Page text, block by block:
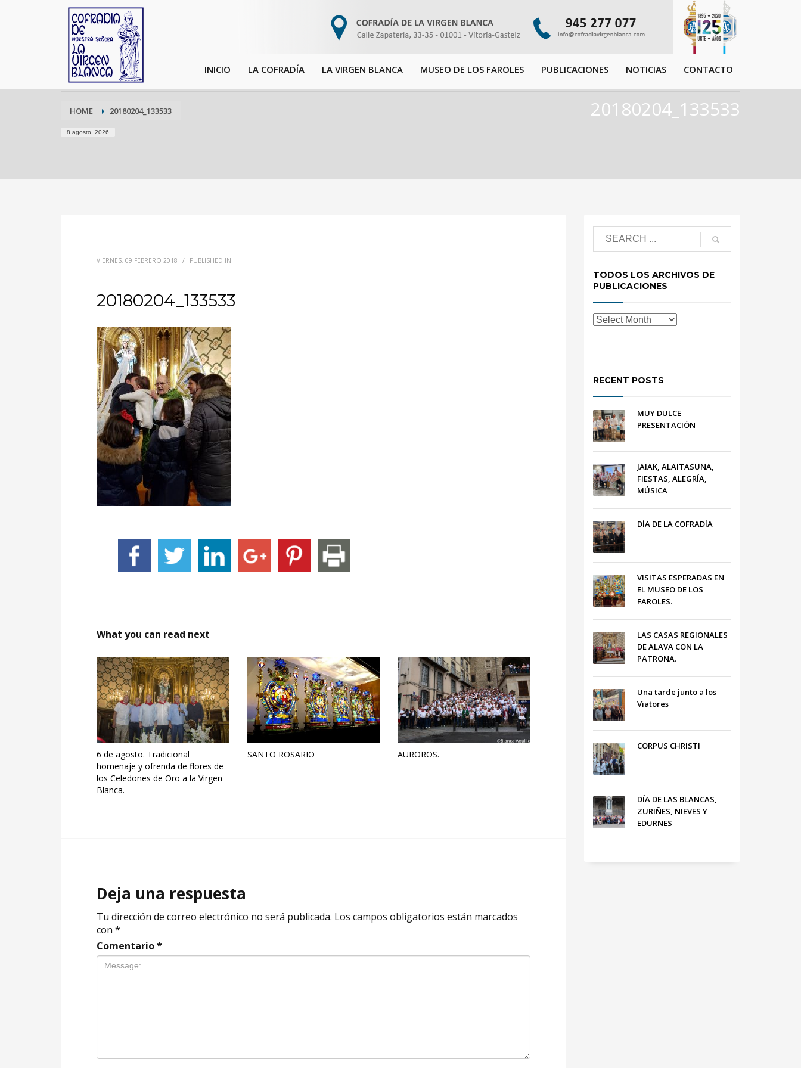
INICIO LA COFRADÍA LA VIRGEN BLANCA MUSEO DE LOS FAROLES PUBLICACIONES NOTICIAS CONTACTO
HOME 20180204_133533
8 agosto, 2026
20180204_133533
VIERNES, 09 FEBRERO 2018 / PUBLISHED IN
20180204_133533
What you can read next
6 de agosto. Tradicional
homenaje y ofrenda de flores de
los Celedones de Oro a la Virgen
Blanca.
SANTO ROSARIO AUROROS.
Deja una respuesta
Tu dirección de correo electrónico no será publicada. Los campos obligatorios están marcados
con *
Comentario*
TODOS LOS ARCHIVOS DE
PUBLICACIONES
RECENT POSTS
MUY DULCE
PRESENTACIÓN
JAIAK, ALAITASUNA,
FIESTAS, ALEGRÍA,
MÚSICA
DÍA DE LA COFRADÍA
VISITAS ESPERADAS EN
EL MUSEO DE LOS
FAROLES.
LAS CASAS REGIONALES
DE ALAVA CON LA
PATRONA.
Una tarde junto a los
Viatores
CORPUS CHRISTI
DÍA DE LAS BLANCAS,
ZURIÑES, NIEVES Y
EDURNES